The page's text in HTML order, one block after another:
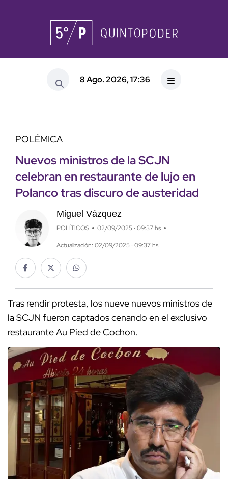
8 Ago. 2026, 17:36
POLÉMICA
Nuevos ministros de la SCJN
celebran en restaurante de lujo en
Polanco tras discuro de austeridad
Miguel Vázquez
POLÍTICOS 02/09/2025 · 09:37 hs
Actualización: 02/09/2025 · 09:37 hs
Tras rendir protesta, los nueve nuevos ministros de
la SCJN fueron captados cenando en el exclusivo
restaurante Au Pied de Cochon.